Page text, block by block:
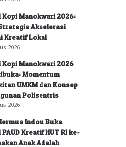
Kopi Manokwari 2026:
Akselerasi
Kreatif Lokal
2026
Kopi Manokwari 2026
Momentum
UMKM dan Konsep
Polisentris
2026
Indou Buka
Kreatif HUT RI ke-
Anak Adalah